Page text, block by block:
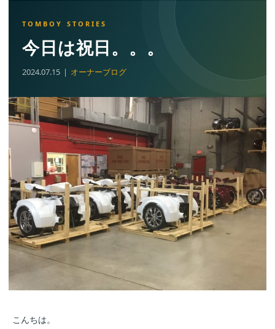
今日は祝日。。。
2024.07.15 オーナーブログ
こんちは。